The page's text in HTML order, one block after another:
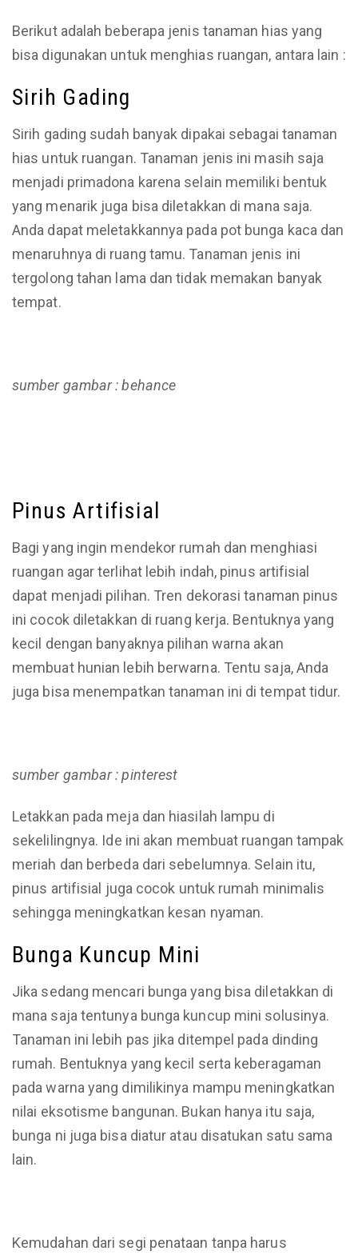
Berikut adalah beberapa jenis tanaman hias yang
bisa digunakan untuk menghias ruangan, antara lain :
Sirih Gading
Sirih gading sudah banyak dipakai sebagai tanaman
hias untuk ruangan. Tanaman jenis ini masih saja
menjadi primadona karena selain memiliki bentuk
yang menarik juga bisa diletakkan di mana saja.
Anda dapat meletakkannya pada pot bunga kaca dan
menaruhnya di ruang tamu. Tanaman jenis ini
tergolong tahan lama dan tidak memakan banyak
tempat.
sumber gambar : behance
Pinus Artifisial
Bagi yang ingin mendekor rumah dan menghiasi
ruangan agar terlihat lebih indah, pinus artifisial
dapat menjadi pilihan. Tren dekorasi tanaman pinus
ini cocok diletakkan di ruang kerja. Bentuknya yang
kecil dengan banyaknya pilihan warna akan
membuat hunian lebih berwarna. Tentu saja, Anda
juga bisa menempatkan tanaman ini di tempat tidur.
sumber gambar : pinterest
Letakkan pada meja dan hiasilah lampu di
sekelilingnya. Ide ini akan membuat ruangan tampak
meriah dan berbeda dari sebelumnya. Selain itu,
pinus artifisial juga cocok untuk rumah minimalis
sehingga meningkatkan kesan nyaman.
Bunga Kuncup Mini
Jika sedang mencari bunga yang bisa diletakkan di
mana saja tentunya bunga kuncup mini solusinya.
Tanaman ini lebih pas jika ditempel pada dinding
rumah. Bentuknya yang kecil serta keberagaman
pada warna yang dimilikinya mampu meningkatkan
nilai eksotisme bangunan. Bukan hanya itu saja,
bunga ni juga bisa diatur atau disatukan satu sama
lain.
Kemudahan dari segi penataan tanpa harus